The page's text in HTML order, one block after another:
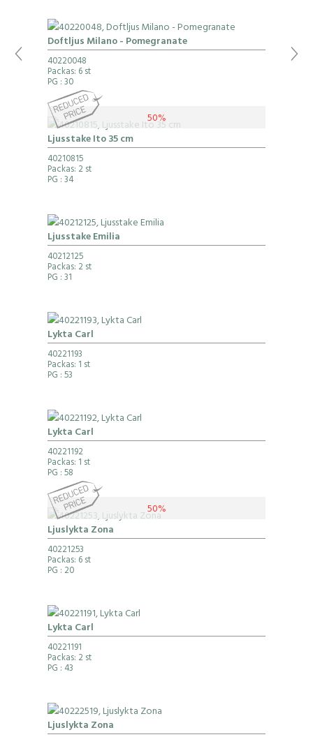
Doftljus Milano - Pomegranate
40220048
Packas: 6 st
PG : 30
50%
Ljusstake Ito 35 cm
40210815
Packas: 2 st
PG : 34
Ljusstake Emilia
40212125
Packas: 2 st
PG : 31
Lykta Carl
40221193
Packas: 1 st
PG : 53
Lykta Carl
40221192
Packas: 1 st
PG : 58
50%
Ljuslykta Zona
40221253
Packas: 6 st
PG : 20
Lykta Carl
40221191
Packas: 2 st
PG : 43
Ljuslykta Zona